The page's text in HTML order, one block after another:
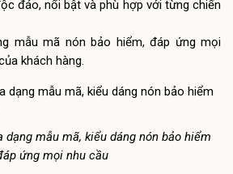
đáo, nổi bật và phù hợp với từng chiến
mẫu mã nón bảo hiểm, đáp ứng mọi
khách hàng.
dạng mẫu mã, kiểu dáng nón bảo hiểm
ứng mọi nhu cầu